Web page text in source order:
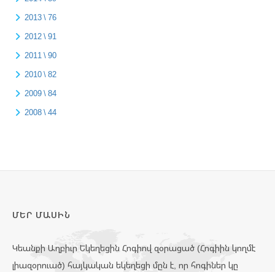
2013 \ 76
2012 \ 91
2011 \ 90
2010 \ 82
2009 \ 84
2008 \ 44
ՄԵՐ ՄԱՍԻՆ
Կեանքի Աղբիւր Եկեղեցին Հոգիով զօրացած (Հոգիին կողմէ
լիազօրուած) հայկական եկեղեցի մըն է, որ հոգիներ կը